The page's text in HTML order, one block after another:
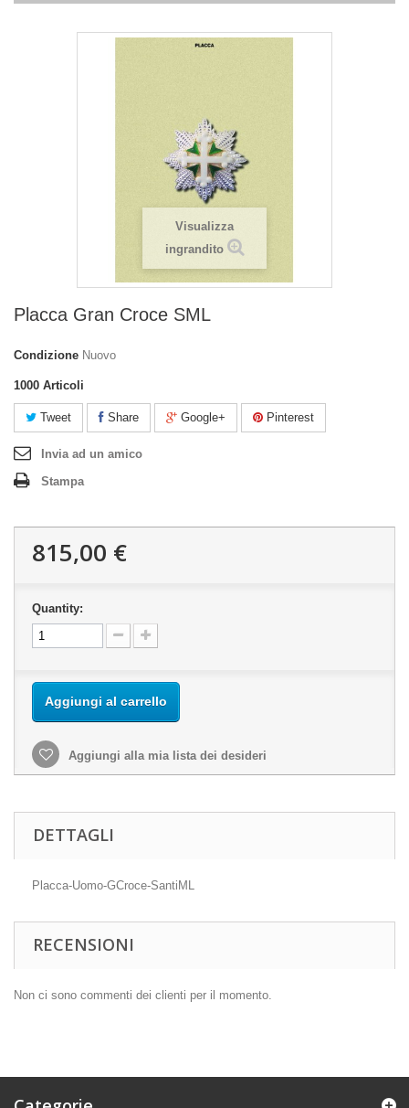
Visualizza
ingrandito
Placca Gran Croce SML
Condizione Nuovo
1000 Articoli
Tweet Share Google+ Pinterest
Invia ad un amico
Stampa
815,00 €
Quantity:
Aggiungi al carrello
Aggiungi alla mia lista dei desideri
DETTAGLI
Placca-Uomo-GCroce-SantiML
RECENSIONI
Non ci sono commenti dei clienti per il momento.